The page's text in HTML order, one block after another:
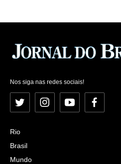
Nos siga nas redes sociais!
Twitter InstagramYouTubeFacebook
Rio
Brasil
Mundo